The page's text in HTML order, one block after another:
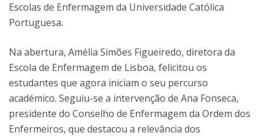
Escolas de Enfermagem da Universidade Católica
Portuguesa.
Na abertura, Amélia Simões Figueiredo, diretora da
Escola de Enfermagem de Lisboa, felicitou os
estudantes que agora iniciam o seu percurso
académico. Seguiu-se a intervenção de Ana Fonseca,
presidente do Conselho de Enfermagem da Ordem dos
Enfermeiros, que destacou a relevância dos